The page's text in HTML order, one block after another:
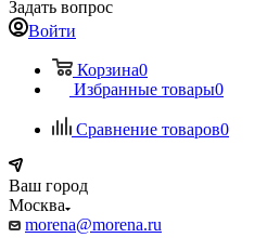
Задать вопрос
Войти
Корзина0
Избранные товары0
Сравнение товаров0
Ваш город
Москва
morena@morena.ru